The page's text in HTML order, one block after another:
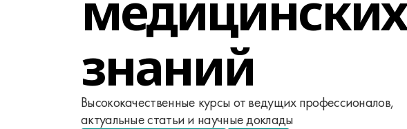
знаний
Высококачественные курсы от ведущих профессионалов,
актуальные статьи и научные доклады